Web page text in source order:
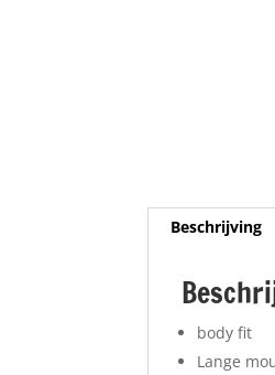
Beschrijving
body fit
Lange